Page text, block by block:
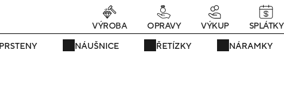
Právě teď! - 20 % na vše! Kód: SRPEN20 24 dní : 17h : 37m : 00s
PRSTENY NÁUŠNICE ŘETÍZKY NÁRAMKY
VÝROBA OPRAVY VÝKUP SPLÁTKY